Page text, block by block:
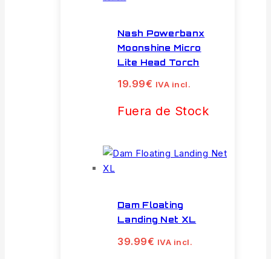
Nash Powerbanx
Moonshine Micro
Lite Head Torch
19.99€ IVA incl.
Fuera de Stock
Dam Floating
Landing Net XL
39.99€ IVA incl.